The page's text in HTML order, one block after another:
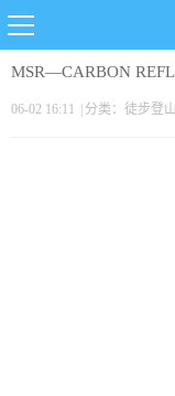
MSR—CARBON
06-02 16:11 分类： 徒步登山